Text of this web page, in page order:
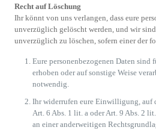
Recht auf Löschung
Ihr könnt von uns verlangen, dass eure
unverzüglich gelöscht werden, und wir
unverzüglich zu löschen, sofern einer der
Eure personenbezogenen Daten sind
erhoben oder auf sonstige Weise
notwendig.
Ihr widerrufen eure Einwilligung, auf
Art. 6 Abs. 1 lit. a oder Art. 9 Abs. 2
an einer anderweitigen